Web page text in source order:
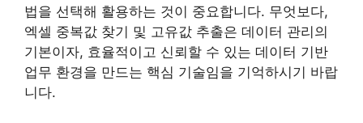
법을 선택해 활용하는 것이 중요합니다. 무엇보다,
엑셀 중복값 찾기 및 고유값 추출은 데이터 관리의
기본이자, 효율적이고 신뢰할 수 있는 데이터 기반
업무 환경을 만드는 핵심 기술임을 기억하시기 바랍
니다.